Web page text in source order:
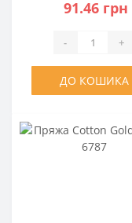
91.46 грн
- +
ДО КОШИКА